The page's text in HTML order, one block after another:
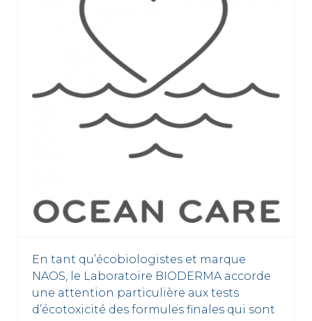
En tant qu’écobiologistes et marque
NAOS, le Laboratoire BIODERMA accorde
une attention particulière aux tests
d’écotoxicité des formules finales qui sont